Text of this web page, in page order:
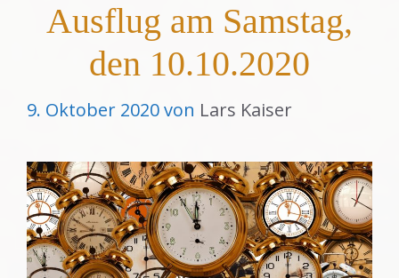
Ausflug am Samstag,
den 10.10.2020
9. Oktober 2020von Lars Kaiser